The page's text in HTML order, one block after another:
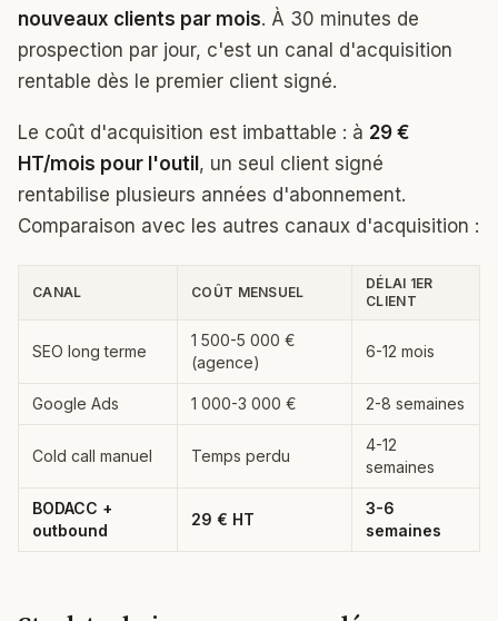
nouveaux clients par mois. À 30 minutes de
prospection par jour, c'est un canal d'acquisition
rentable dès le premier client signé.
Le coût d'acquisition est imbattable : à 29 €
HT/mois pour l'outil , un seul client signé
rentabilise plusieurs années d'abonnement.
Comparaison avec les autres canaux d'acquisition :
CANAL COÛT MENSUEL
DÉLAI 1ER
CLIENT
SEO long terme
1 500-5 000 €
(agence)
6-12 mois
Google Ads 1 000-3 000 € 2-8 semaines
Cold call manuel Temps perdu
4-12
semaines
BODACC +
outbound
29 € HT
3-6
semaines